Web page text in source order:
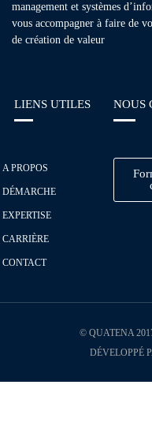
management et systèmes
vous accompagner à faire de
de création de valeur
LIENS UTILES
A PROPOS
DÉMARCHE
EXPERTISE
CARRIÈRE
CONTACT
NOUS
© QUATENA
DÉVELOPPÉ